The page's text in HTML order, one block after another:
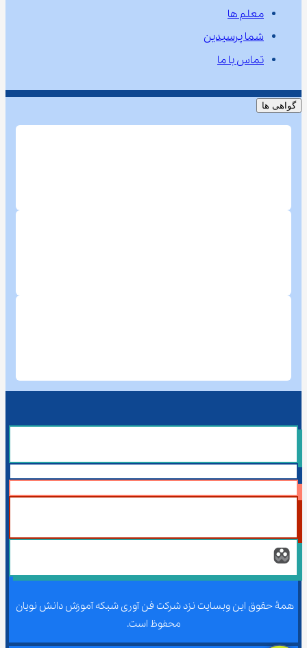
معلم ها
شما پرسیدین
تماس با ما
گواهی ها
همۀ حقوق این وبسایت نزد شرکت فن آوری شبکه آموزش دانش نویان
محفوظ است.